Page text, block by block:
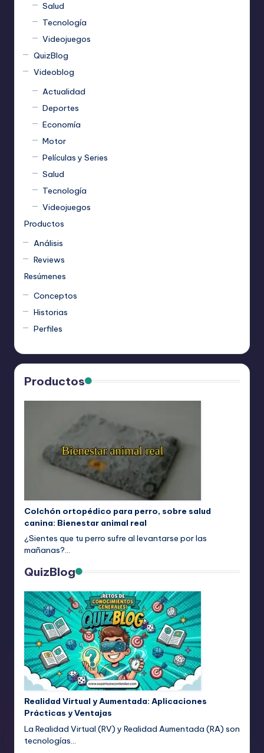
Salud
Tecnología
Videojuegos
QuizBlog
Videoblog
Actualidad
Deportes
Economía
Motor
Películas y Series
Salud
Tecnología
Videojuegos
Productos
Análisis
Reviews
Resúmenes
Conceptos
Historias
Perfiles
Productos
Colchón ortopédico para perro, sobre salud
canina: Bienestar animal real
¿Sientes que tu perro sufre al levantarse por las
mañanas?…
QuizBlog
Realidad Virtual y Aumentada: Aplicaciones
Prácticas y Ventajas
La Realidad Virtual (RV) y Realidad Aumentada (RA) son
tecnologías…